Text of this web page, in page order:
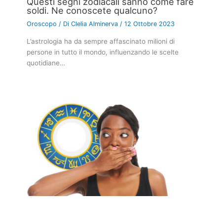
soldi. Ne conoscete qualcuno?
Oroscopo / DiClelia Alminerva/12 Ottobre 2023
L’astrologia ha da sempre affascinato milioni di
persone in tutto il mondo, influenzando le scelte
quotidiane…